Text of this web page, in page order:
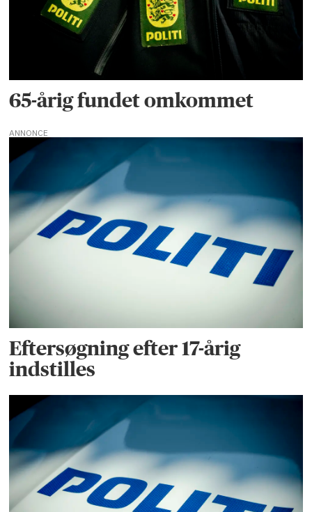
65-årig fundet omkommet
ANNONCE
Eftersøgning efter 17-årig
indstilles